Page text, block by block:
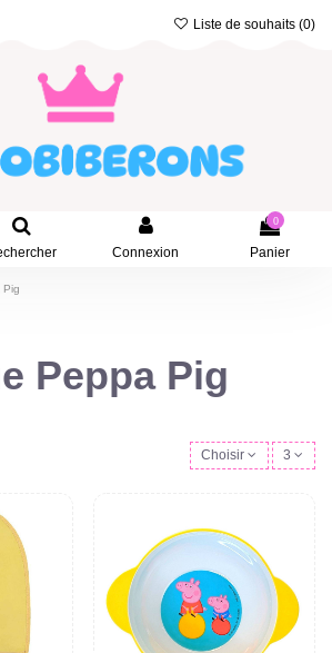
Liste de souhaits (0)
Connexion
0
Panier
Pig
Peppa Pig
Choisir 3